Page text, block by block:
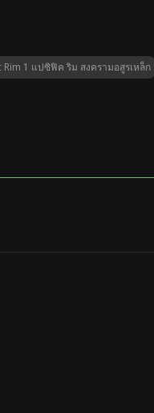
Rim 1 แปซิฟิค ริม สงครามอสูรเหล็ก